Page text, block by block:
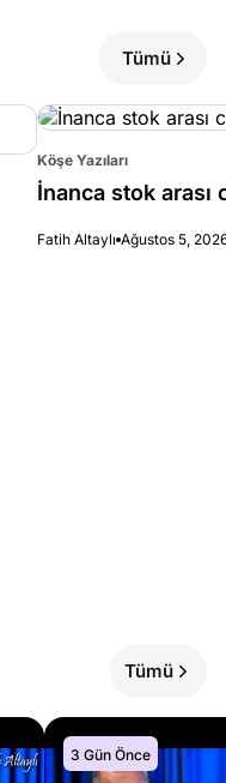
Tümü
Köşe Yazıları
İnanca stok arası
Fatih Altaylı Ağustos 5,
Tümü
3 Gün Önce